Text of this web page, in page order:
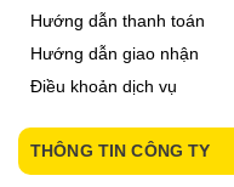
Hướng dẫn thanh toán
Hướng dẫn giao nhận
Điều khoản dịch vụ
THÔNG TIN CÔNG TY